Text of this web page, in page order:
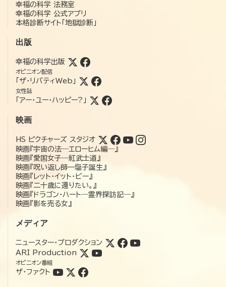
幸福の科学 法務室
幸福の科学 公式アプリ
本格診断サイト「地獄診断」
出版
幸福の科学出版
オピニオン配信
「ザ・リバティWeb」
女性誌
「アー・ユー・ハッピー?」
映画
HS ピクチャーズ スタジオ
映画『宇宙の法―エローヒム編―』
映画『愛国女子―紅武士道』
映画『呪い返し師—塩子誕生』
映画『レット・イット・ビー』
映画『二十歳に還りたい。』
映画『ドラゴン・ハート―霊界探訪記―』
映画『影を売る女』
メディア
ニュースター・プロダクション
ARI Production
オピニオン番組
ザ・ファクト